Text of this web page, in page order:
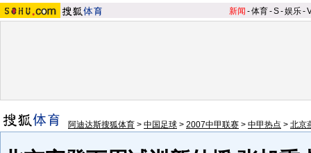
新闻 -体育-S-娱乐-
阿迪达斯搜狐体育 > 中国足球 > 2007中甲联赛 > 中甲热点 > 北京